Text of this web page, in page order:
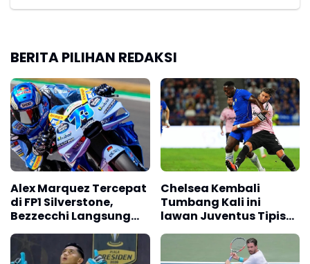
BERITA PILIHAN REDAKSI
Alex Marquez Tercepat
di FP1 Silverstone,
Bezzecchi Langsung
Chelsea Kembali
Tumbang Kali ini
lawan Juventus Tipis